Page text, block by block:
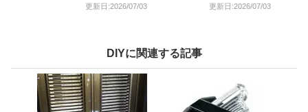
更新日:2026/07/03 更新日:2026/07/03
DIYに関連する記事